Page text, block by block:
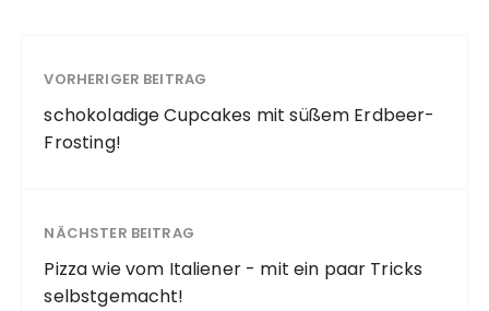
VORHERIGER BEITRAG
schokoladige Cupcakes mit süßem Erdbeer-
Frosting!
NÄCHSTER BEITRAG
Pizza wie vom Italiener - mit ein paar Tricks
selbstgemacht!